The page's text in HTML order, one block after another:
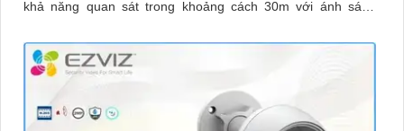
khả năng quan sát trong khoảng cách 30m với ánh sáng